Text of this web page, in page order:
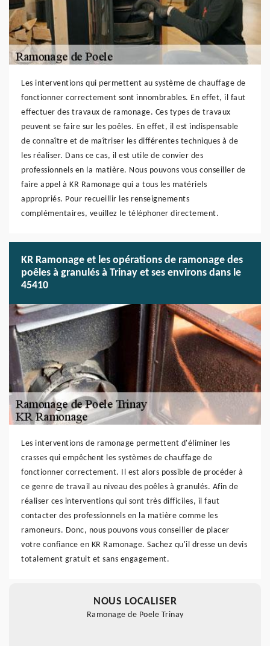
Les interventions qui permettent au système de chauffage de
fonctionner correctement sont innombrables. En effet, il faut
effectuer des travaux de ramonage. Ces types de travaux
peuvent se faire sur les poêles. En effet, il est indispensable
de connaître et de maîtriser les différentes techniques à de
les réaliser. Dans ce cas, il est utile de convier des
professionnels en la matière. Nous pouvons vous conseiller de
faire appel à KR Ramonage qui a tous les matériels
appropriés. Pour recueillir les renseignements
complémentaires, veuillez le téléphoner directement.
KR Ramonage et les opérations de ramonage des
poêles à granulés à Trinay et ses environs dans le
45410
Les interventions de ramonage permettent d'éliminer les
crasses qui empêchent les systèmes de chauffage de
fonctionner correctement. Il est alors possible de procéder à
ce genre de travail au niveau des poêles à granulés. Afin de
réaliser ces interventions qui sont très difficiles, il faut
contacter des professionnels en la matière comme les
ramoneurs. Donc, nous pouvons vous conseiller de placer
votre confiance en KR Ramonage. Sachez qu'il dresse un devis
totalement gratuit et sans engagement.
NOUS LOCALISER
Ramonage de Poele Trinay